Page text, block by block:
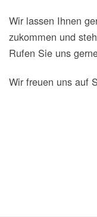
Wir lassen Ihnen
zukommen und
Rufen Sie uns
Wir freuen uns auf